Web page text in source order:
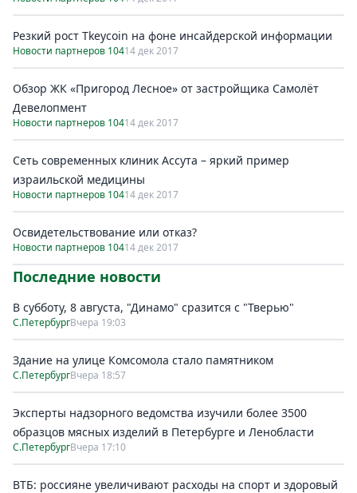
Резкий рост Tkeycoin на фоне инсайдерской информации
Новости партнеров 10414 дек 2017
Обзор ЖК «Пригород Лесное» от застройщика Самолёт
Девелопмент
Новости партнеров 10414 дек 2017
Сеть современных клиник Ассута – яркий пример
израильской медицины
Новости партнеров 10414 дек 2017
Освидетельствование или отказ?
Новости партнеров 10414 дек 2017
Последние новости
В субботу, 8 августа, "Динамо" сразится с "Тверью"
С.ПетербургВчера 19:03
Здание на улице Комсомола стало памятником
С.ПетербургВчера 18:57
Эксперты надзорного ведомства изучили более 3500
образцов мясных изделий в Петербурге и Ленобласти
С.ПетербургВчера 17:10
ВТБ: россияне увеличивают расходы на спорт и здоровый